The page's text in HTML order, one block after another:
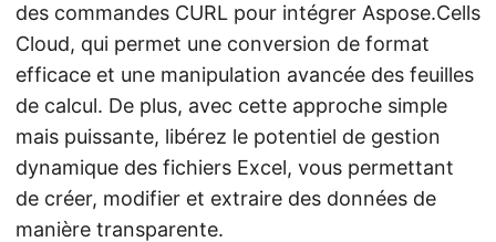
des commandes CURL pour intégrer Aspose.Cells
Cloud, qui permet une conversion de format
efficace et une manipulation avancée des feuilles
de calcul. De plus, avec cette approche simple
mais puissante, libérez le potentiel de gestion
dynamique des fichiers Excel, vous permettant
de créer, modifier et extraire des données de
manière transparente.